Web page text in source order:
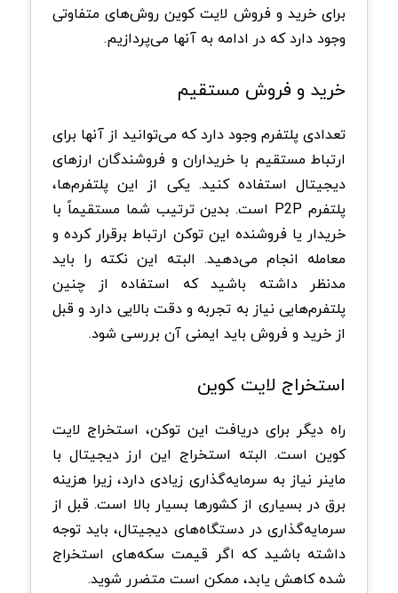
برای خرید و فروش لایت کوین روش‌های متفاوتی
وجود دارد که در ادامه به آنها می‌پردازیم.
خرید و فروش مستقیم
تعدادی پلتفرم وجود دارد که می‌توانید از آنها برای
ارتباط مستقیم با خریداران و فروشندگان ارزهای
دیجیتال استفاده کنید. یکی از این پلتفرم‌ها،
پلتفرم P2P است. بدین ترتیب شما مستقیماً با
خریدار یا فروشنده این توکن ارتباط برقرار کرده و
معامله انجام می‌دهید. البته این نکته را باید
مدنظر داشته باشید که استفاده از چنین
پلتفرم‌هایی نیاز به تجربه و دقت بالایی دارد و قبل
از خرید و فروش باید ایمنی آن بررسی شود.
استخراج لایت کوین
راه دیگر برای دریافت این توکن، استخراج لایت
کوین است. البته استخراج این ارز دیجیتال با
ماینر نیاز به سرمایه‌گذاری زیادی دارد، زیرا هزینه
برق در بسیاری از کشورها بسیار بالا است. قبل از
سرمایه‌گذاری در دستگاه‌های دیجیتال، باید توجه
داشته باشید که اگر قیمت سکه‌های استخراج
شده کاهش یابد، ممکن است متضرر شوید.